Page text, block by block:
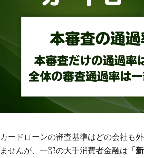
カードローンの審査基準はどの会社も
ませんが、一部の大手消費者金融は 「